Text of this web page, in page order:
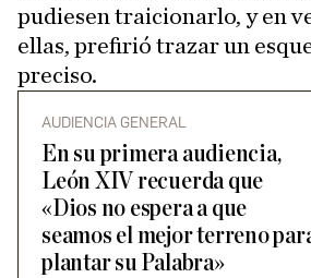
pudiesen traicionarlo, y en
ellas, prefirió trazar un
preciso.
AUDIENCIA GENERAL
En su primera audiencia,
León XIV recuerda que
«Dios no espera a que
seamos el mejor terreno
plantar su Palabra»